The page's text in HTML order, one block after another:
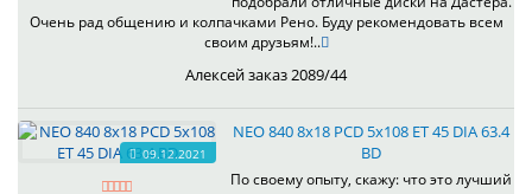
Очень рад общению и колпачками Рено. Буду рекомендовать всем
своим друзьям!..
Алексей заказ 2089/44
09.12.2021
NEO 840 8x18 PCD 5x108 ET 45 DIA 63.4
BD
По своему опыту, скажу: что это лучший